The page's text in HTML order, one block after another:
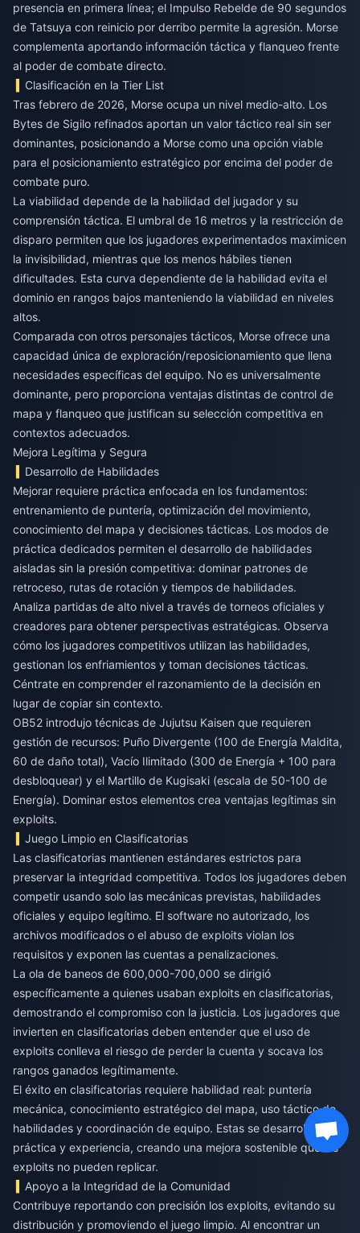
presencia en primera línea; el Impulso Rebelde de 90 segundos
de Tatsuya con reinicio por derribo permite la agresión. Morse
complementa aportando información táctica y flanqueo frente
al poder de combate directo.
Clasificación en la Tier List
Tras febrero de 2026, Morse ocupa un nivel medio-alto. Los
Bytes de Sigilo refinados aportan un valor táctico real sin ser
dominantes, posicionando a Morse como una opción viable
para el posicionamiento estratégico por encima del poder de
combate puro.
La viabilidad depende de la habilidad del jugador y su
comprensión táctica. El umbral de 16 metros y la restricción de
disparo permiten que los jugadores experimentados maximicen
la invisibilidad, mientras que los menos hábiles tienen
dificultades. Esta curva dependiente de la habilidad evita el
dominio en rangos bajos manteniendo la viabilidad en niveles
altos.
Comparada con otros personajes tácticos, Morse ofrece una
capacidad única de exploración/reposicionamiento que llena
necesidades específicas del equipo. No es universalmente
dominante, pero proporciona ventajas distintas de control de
mapa y flanqueo que justifican su selección competitiva en
contextos adecuados.
Mejora Legítima y Segura
Desarrollo de Habilidades
Mejorar requiere práctica enfocada en los fundamentos:
entrenamiento de puntería, optimización del movimiento,
conocimiento del mapa y decisiones tácticas. Los modos de
práctica dedicados permiten el desarrollo de habilidades
aisladas sin la presión competitiva: dominar patrones de
retroceso, rutas de rotación y tiempos de habilidades.
Analiza partidas de alto nivel a través de torneos oficiales y
creadores para obtener perspectivas estratégicas. Observa
cómo los jugadores competitivos utilizan las habilidades,
gestionan los enfriamientos y toman decisiones tácticas.
Céntrate en comprender el razonamiento de la decisión en
lugar de copiar sin contexto.
OB52 introdujo técnicas de Jujutsu Kaisen que requieren
gestión de recursos: Puño Divergente (100 de Energía Maldita,
60 de daño total), Vacío Ilimitado (300 de Energía + 100 para
desbloquear) y el Martillo de Kugisaki (escala de 50-100 de
Energía). Dominar estos elementos crea ventajas legítimas sin
exploits.
Juego Limpio en Clasificatorias
Las clasificatorias mantienen estándares estrictos para
preservar la integridad competitiva. Todos los jugadores deben
competir usando solo las mecánicas previstas, habilidades
oficiales y equipo legítimo. El software no autorizado, los
archivos modificados o el abuso de exploits violan los
requisitos y exponen las cuentas a penalizaciones.
La ola de baneos de 600,000-700,000 se dirigió
específicamente a quienes usaban exploits en clasificatorias,
demostrando el compromiso con la justicia. Los jugadores que
invierten en clasificatorias deben entender que el uso de
exploits conlleva el riesgo de perder la cuenta y socava los
rangos ganados legítimamente.
El éxito en clasificatorias requiere habilidad real: puntería
mecánica, conocimiento estratégico del mapa, uso táctico de
habilidades y coordinación de equipo. Estas se desarrollan con
práctica y experiencia, creando una mejora sostenible que los
exploits no pueden replicar.
Apoyo a la Integridad de la Comunidad
Contribuye reportando con precisión los exploits, evitando su
distribución y promoviendo el juego limpio. Al encontrar un